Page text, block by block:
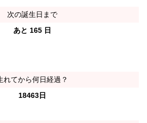
次の誕生日まで
あと 165 日
れてから何日経過？
18463日